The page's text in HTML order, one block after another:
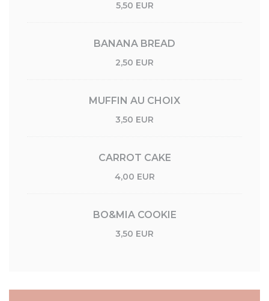
5,50 EUR
BANANA BREAD
2,50 EUR
MUFFIN AU CHOIX
3,50 EUR
CARROT CAKE
4,00 EUR
BO&MIA COOKIE
3,50 EUR